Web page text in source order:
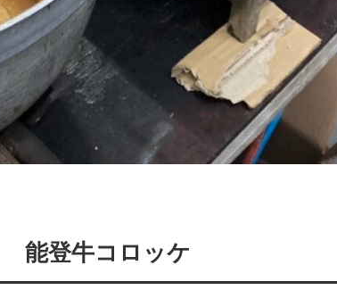
能登牛コロッケ